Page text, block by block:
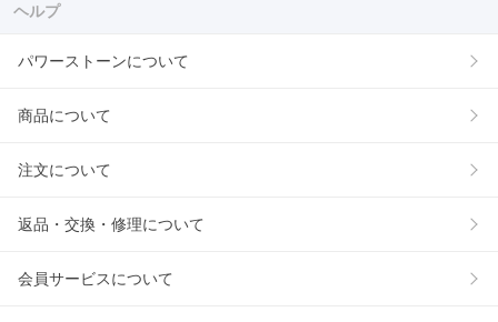
ヘルプ
パワーストーンについて
商品について
注文について
返品・交換・修理について
会員サービスについて